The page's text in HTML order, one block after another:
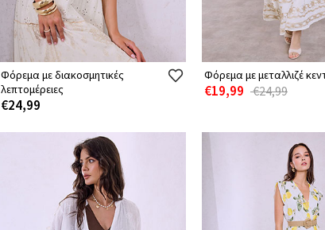
Φόρεμα με διακοσμητικές
λεπτομέρειες
€24,99
Φόρεμα με μεταλλιζέ
€19,99 €24,99